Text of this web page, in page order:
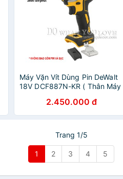
Máy Vặn Vít Dùng Pin DeWalt
18V DCF887N-KR ( Thân Máy
2.450.000 đ
Trang 1/5
1 2 3 4 5